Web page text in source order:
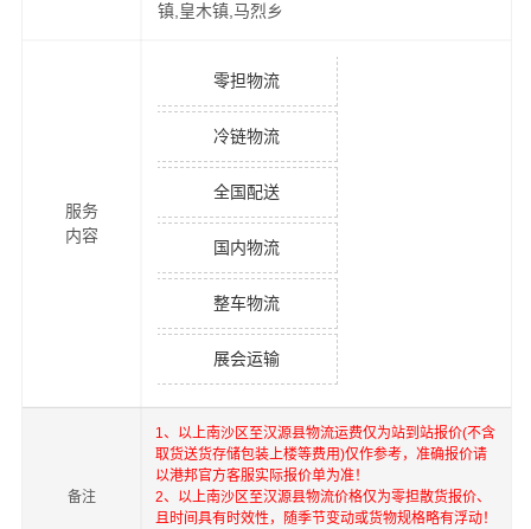
镇,皇木镇,马烈乡
服务
内容
零担物流
冷链物流
全国配送
国内物流
整车物流
展会运输
备注
1、以上南沙区 至汉源县物流运费仅为站到站报价(不含
取货送货存储包装上楼等费用)仅作参考，准确报价请
以港邦官方客服实际报价单为准！
2、以上南沙区 至汉源县物流价格仅为零担散货报价、
且时间具有时效性，随季节变动或货物规格略有浮动！